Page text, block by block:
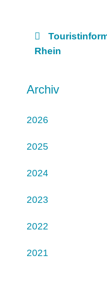
Rhein
Archiv
2026
2025
2024
2023
2022
2021